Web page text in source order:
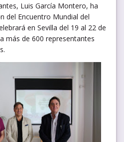
Luis García Montero, ha
del Encuentro Mundial del
en Sevilla del 19 al 22 de
más de 600 representantes